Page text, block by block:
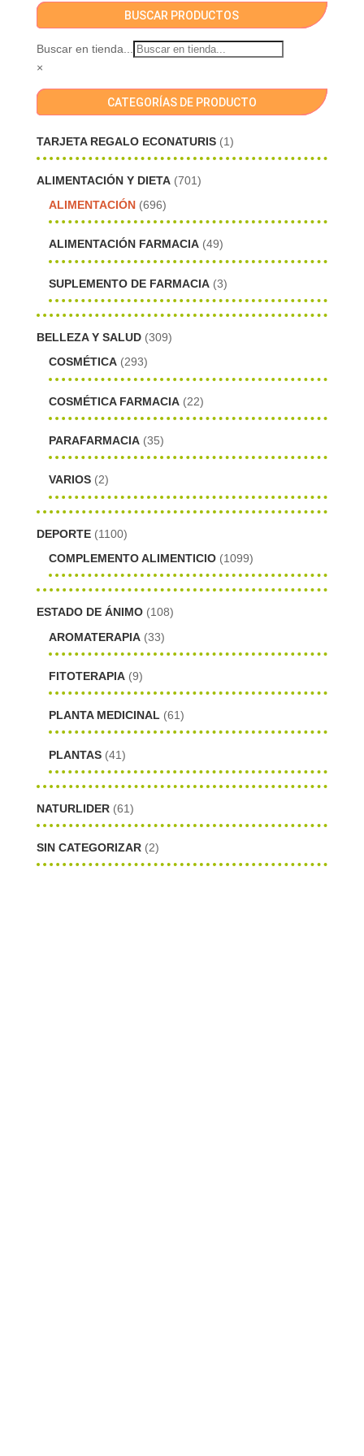
BUSCAR PRODUCTOS
Buscar en tienda...
×
CATEGORÍAS DE PRODUCTO
TARJETA REGALO ECONATURIS (1)
ALIMENTACIÓN Y DIETA (701)
ALIMENTACIÓN (696)
ALIMENTACIÓN FARMACIA (49)
SUPLEMENTO DE FARMACIA (3)
BELLEZA Y SALUD (309)
COSMÉTICA (293)
COSMÉTICA FARMACIA (22)
PARAFARMACIA (35)
VARIOS (2)
DEPORTE (1100)
COMPLEMENTO ALIMENTICIO (1099)
ESTADO DE ÁNIMO (108)
AROMATERAPIA (33)
FITOTERAPIA (9)
PLANTA MEDICINAL (61)
PLANTAS (41)
NATURLIDER (61)
SIN CATEGORIZAR (2)